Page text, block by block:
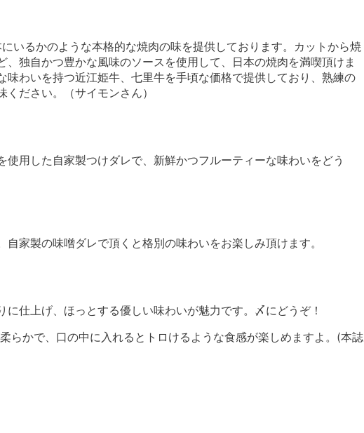
いるかのような本格的な焼肉の味を提供しております。カットから焼
独自かつ豊かな風味のソースを使用して、日本の焼肉を満喫頂けま
わいを持つ近江姫牛、七里牛を手頃な価格で提供しており、熟練の
ださい。（サイモンさん）
用した自家製つけダレで、新鮮かつフルーティーな味わいをどう
家製の味噌ダレで頂くと格別の味わいをお楽しみ頂けます。
仕上げ、ほっとする優しい味わいが魅力です。〆にどうぞ！
らかで、口の中に入れるとトロけるような食感が楽しめますよ。(本誌